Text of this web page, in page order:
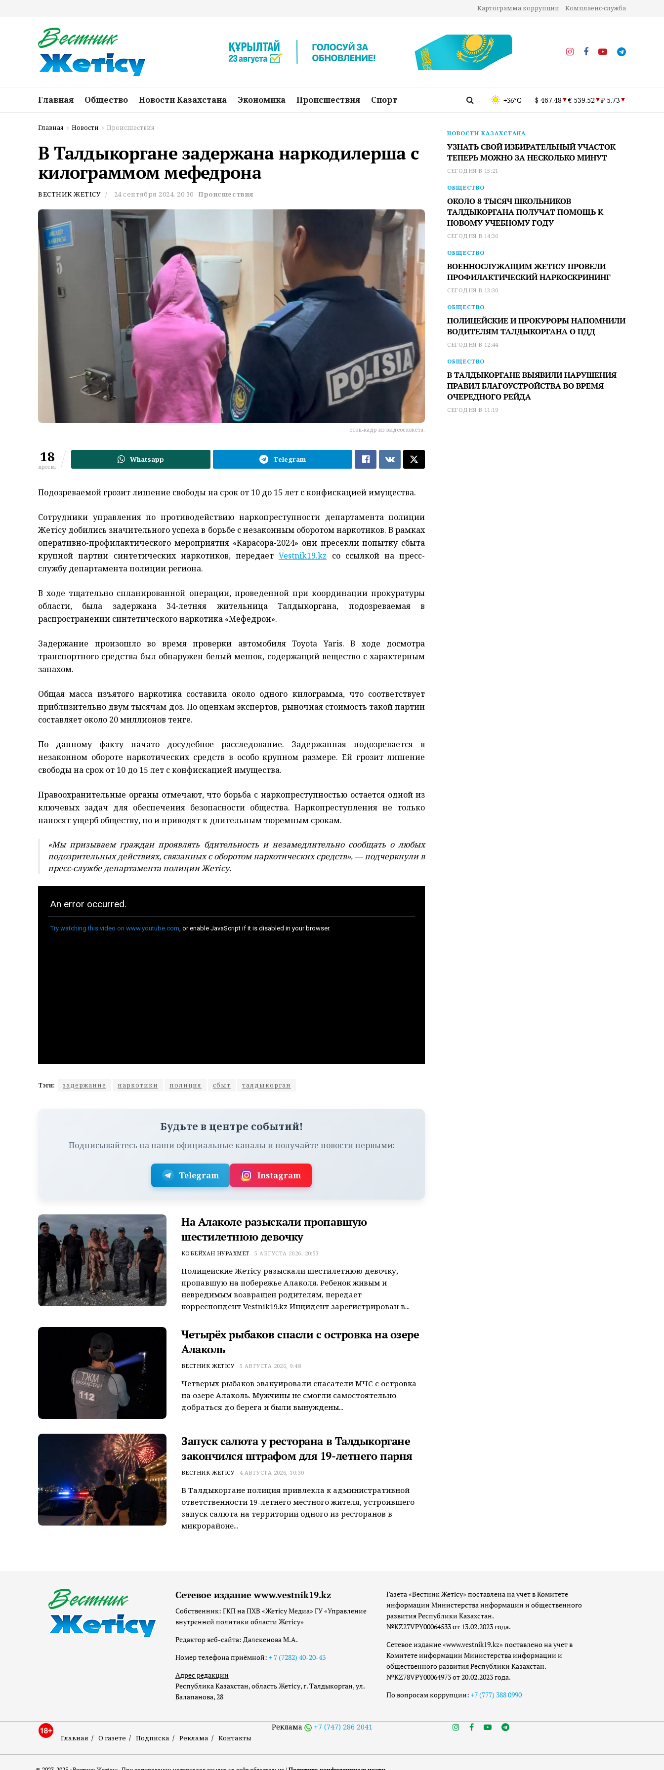
Картограмма коррупции Комплаенс-служба
Главная Общество Новости Казахстана Экономика Происшествия Спорт +36°C $ 467.48 € 539.52 ₽ 5.73
Главная Новости Происшествия
В Талдыкоргане задержана наркодилерша с
килограммом мефедрона
ВЕСТНИК ЖЕТІСУ 24 сентября 2024, 20:30 Происшествия
стоп-кадр из видеосюжета.
18
просм.
Whatsapp Telegram
Подозреваемой грозит лишение свободы на срок от 10 до 15 лет с конфискацией имущества.
Сотрудники управления по противодействию наркопреступности департамента полиции
Жетісу добились значительного успеха в борьбе с незаконным оборотом наркотиков. В рамках
оперативно-профилактического мероприятия «Карасора-2024» они пресекли попытку сбыта
крупной партии синтетических наркотиков, передаетVestnik19.kz со ссылкой на пресс-
службу департамента полиции региона.
В ходе тщательно спланированной операции, проведенной при координации прокуратуры
области, была задержана 34-летняя жительница Талдыкоргана, подозреваемая в
распространении синтетического наркотика «Мефедрон».
Задержание произошло во время проверки автомобиля Toyota Yaris. В ходе досмотра
транспортного средства был обнаружен белый мешок, содержащий вещество с характерным
запахом.
Общая масса изъятого наркотика составила около одного килограмма, что соответствует
приблизительно двум тысячам доз. По оценкам экспертов, рыночная стоимость такой партии
составляет около 20 миллионов тенге.
По данному факту начато досудебное расследование. Задержанная подозревается в
незаконном обороте наркотических средств в особо крупном размере. Ей грозит лишение
свободы на срок от 10 до 15 лет с конфискацией имущества.
Правоохранительные органы отмечают, что борьба с наркопреступностью остается одной из
ключевых задач для обеспечения безопасности общества. Наркопреступления не только
наносят ущерб обществу, но и приводят к длительным тюремным срокам.
«Мы призываем граждан проявлять бдительность и незамедлительно сообщать о любых
подозрительных действиях, связанных с оборотом наркотических средств», — подчеркнули в
пресс-службе департамента полиции Жетісу.
Тэги: задержание наркотики полиция сбыт талдыкорган
Будьте в центре событий!
Подписывайтесь на наши официальные каналы и получайте новости первыми:
Telegram Instagram
На Алаколе разыскали пропавшую
шестилетнюю девочку
КОБЕЙХАН НУРАХМЕТ 5 АВГУСТА 2026, 20:53
Полицейские Жетісу разыскали шестилетнюю девочку,
пропавшую на побережье Алаколя. Ребенок живым и
невредимым возвращен родителям, передает
корреспондент Vestnik19.kz Инцидент зарегистрирован в...
Четырёх рыбаков спасли с островка на озере
Алаколь
ВЕСТНИК ЖЕТІСУ 5 АВГУСТА 2026, 9:48
Четверых рыбаков эвакуировали спасатели МЧС с островка
на озере Алаколь. Мужчины не смогли самостоятельно
добраться до берега и были вынуждены...
Запуск салюта у ресторана в Талдыкоргане
закончился штрафом для 19-летнего парня
ВЕСТНИК ЖЕТІСУ 4 АВГУСТА 2026, 10:30
В Талдыкоргане полиция привлекла к административной
ответственности 19-летнего местного жителя, устроившего
запуск салюта на территории одного из ресторанов в
микрорайоне...
НОВОСТИ КАЗАХСТАНА
УЗНАТЬ СВОЙ ИЗБИРАТЕЛЬНЫЙ УЧАСТОК
ТЕПЕРЬ МОЖНО ЗА НЕСКОЛЬКО МИНУТ
СЕГОДНЯ В 15:21
ОБЩЕСТВО
ОКОЛО 8 ТЫСЯЧ ШКОЛЬНИКОВ
ТАЛДЫКОРГАНА ПОЛУЧАТ ПОМОЩЬ К
НОВОМУ УЧЕБНОМУ ГОДУ
СЕГОДНЯ В 14:36
ОБЩЕСТВО
ВОЕННОСЛУЖАЩИМ ЖЕТІСУ ПРОВЕЛИ
ПРОФИЛАКТИЧЕСКИЙ НАРКОСКРИНИНГ
СЕГОДНЯ В 13:30
ОБЩЕСТВО
ПОЛИЦЕЙСКИЕ И ПРОКУРОРЫ НАПОМНИЛИ
ВОДИТЕЛЯМ ТАЛДЫКОРГАНА О ПДД
СЕГОДНЯ В 12:44
ОБЩЕСТВО
В ТАЛДЫКОРГАНЕ ВЫЯВИЛИ НАРУШЕНИЯ
ПРАВИЛ БЛАГОУСТРОЙСТВА ВО ВРЕМЯ
ОЧЕРЕДНОГО РЕЙДА
СЕГОДНЯ В 11:19
Сетевое издание www.vestnik19.kz
Собственник: ГКП на ПХВ «Жетісу Медиа» ГУ «Управление
внутренней политики области Жетісу»
Редактор веб-сайта: Далекенова М.А.
Номер телефона приёмной: + 7 (7282) 40-20-43
Адрес редакции
Республика Казахстан, область Жетісу, г. Талдыкорган, ул.
Балапанова, 28
Газета «Вестник Жетісу» поставлена на учет в Комитете
информации Министерства информации и общественного
развития Республики Казахстан.
№KZ27VPY00064533 от 13.02.2023 года.
Сетевое издание «www.vestnik19.kz» поставлено на учет в
Комитете информации Министерства информации и
общественного развития Республики Казахстан.
№KZ78VPY00064973 от 20.02.2023 года.
По вопросам коррупции: +7 (777) 388 0990
Главная О газете Подписка Реклама Контакты
Реклама +7 (747) 286 2041